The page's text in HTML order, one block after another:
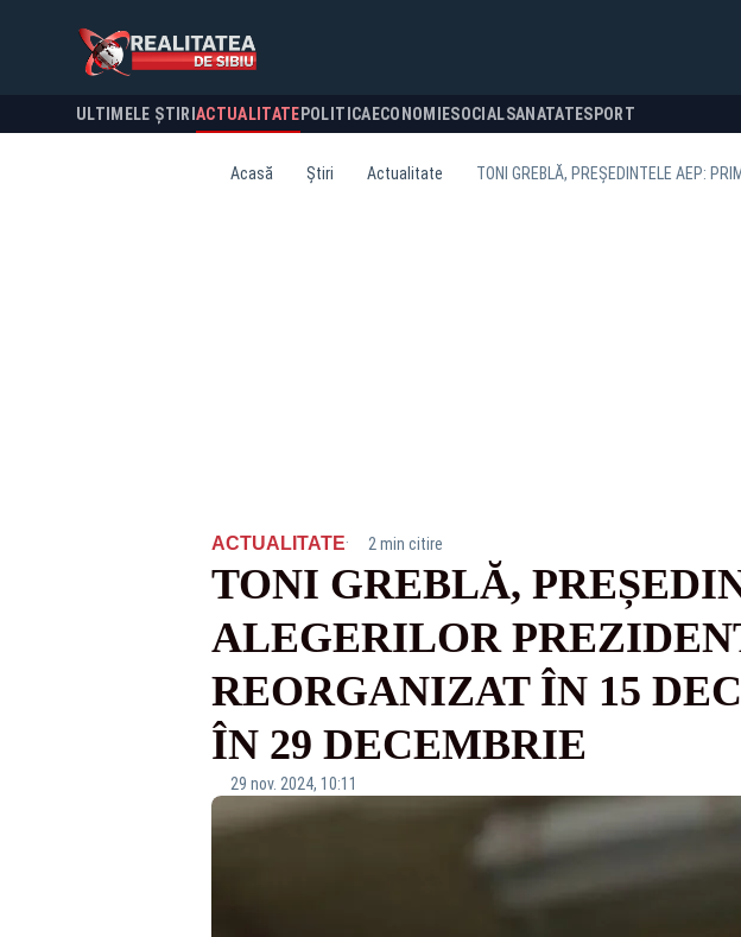
ULTIMELE ȘTIRI ACTUALITATE POLITICA ECONOMIESOCIALSANATATESPORT
Acasă Știri Actualitate
ACTUALITATE· 2 min citire
TONI GREBLĂ,
ALEGERILOR
REORGANIZAT ÎN 15
ÎN 29 DECEMBRIE
29 nov. 2024, 10:11